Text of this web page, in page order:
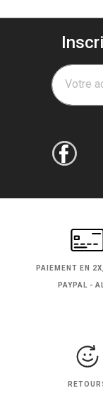
Votre
PAIEMENT EN
PAYPAL -